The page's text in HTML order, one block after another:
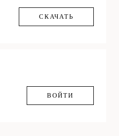
СКАЧАТЬ
ВОЙТИ